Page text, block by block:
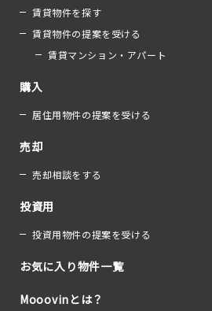
賃貸物件を探す
賃貸物件の提案を受ける
賃貸マンション・アパート
購入
居住用物件の提案を受ける
売却
売却相談をする
投資用
投資用物件の提案を受ける
お気に入り物件一覧
Mooovinとは？